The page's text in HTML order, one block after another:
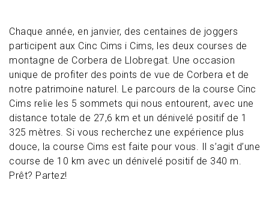
Chaque année, en janvier, des centaines de joggers
participent aux Cinc Cims i Cims, les deux courses de
montagne de Corbera de Llobregat. Une occasion
unique de profiter des points de vue de Corbera et de
notre patrimoine naturel. Le parcours de la course Cinc
Cims relie les 5 sommets qui nous entourent, avec une
distance totale de 27,6 km et un dénivelé positif de 1
325 mètres. Si vous recherchez une expérience plus
douce, la course Cims est faite pour vous. Il s’agit d’une
course de 10 km avec un dénivelé positif de 340 m.
Prêt? Partez!